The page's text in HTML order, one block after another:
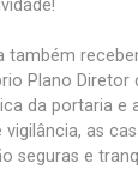
também
Plano Diretor
da portaria e
as
seguras e